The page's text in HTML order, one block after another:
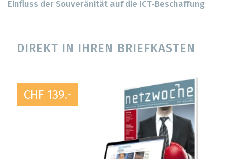
Einfluss der Souveränität auf die ICT-Beschaffung
DIREKT IN IHREN BRIEFKASTEN
CHF 139.-